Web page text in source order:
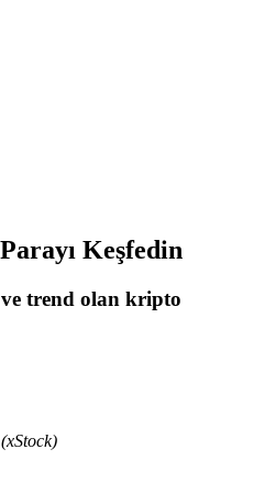
Keşfedin
trend olan kripto